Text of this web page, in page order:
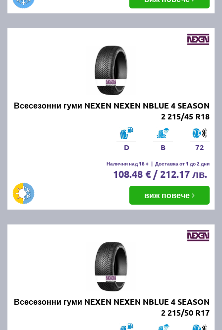
Всесезонни гуми NEXEN NEXEN NBLUE 4 SEASON
2 215/45 R18
D B 72
Налични над 18 + | Доставка от 1 до 2 дни
108.48 € / 212.17 лв.
виж повече
Всесезонни гуми NEXEN NEXEN NBLUE 4 SEASON
2 215/50 R17